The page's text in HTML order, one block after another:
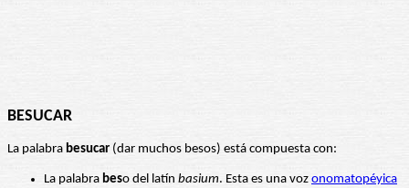
BESUCAR
La palabra besucar (dar muchos besos) está compuesta con:
La palabra beso del latín basium. Esta es una voz onomatopéyica